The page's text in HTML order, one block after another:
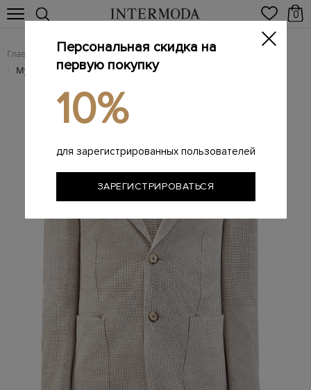
0
Главная Мужчинам / Одежда / Пиджаки
/ Мужские пиджаки
Персональная скидка на
первую покупку
10%
для зарегистрированных пользователей
ЗАРЕГИСТРИРОВАТЬСЯ